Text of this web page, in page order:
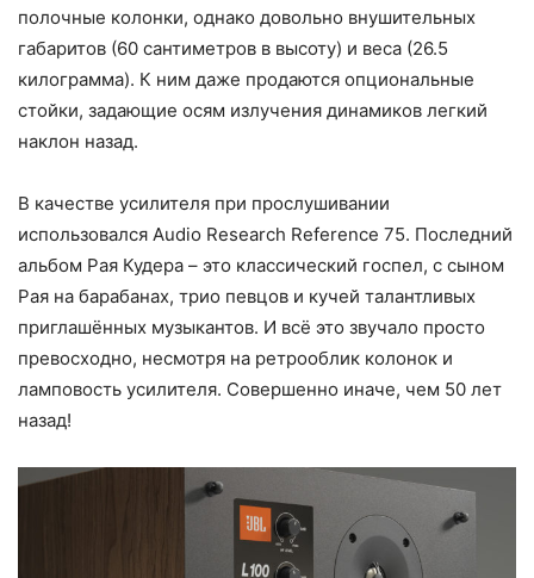
полочные колонки, однако довольно внушительных
габаритов (60 сантиметров в высоту) и веса (26.5
килограмма). К ним даже продаются опциональные
стойки, задающие осям излучения динамиков легкий
наклон назад.
В качестве усилителя при прослушивании
использовался Audio Research Reference 75. Последний
альбом Рая Кудера – это классический госпел, с сыном
Рая на барабанах, трио певцов и кучей талантливых
приглашённых музыкантов. И всё это звучало просто
превосходно, несмотря на ретрооблик колонок и
ламповость усилителя. Совершенно иначе, чем 50 лет
назад!